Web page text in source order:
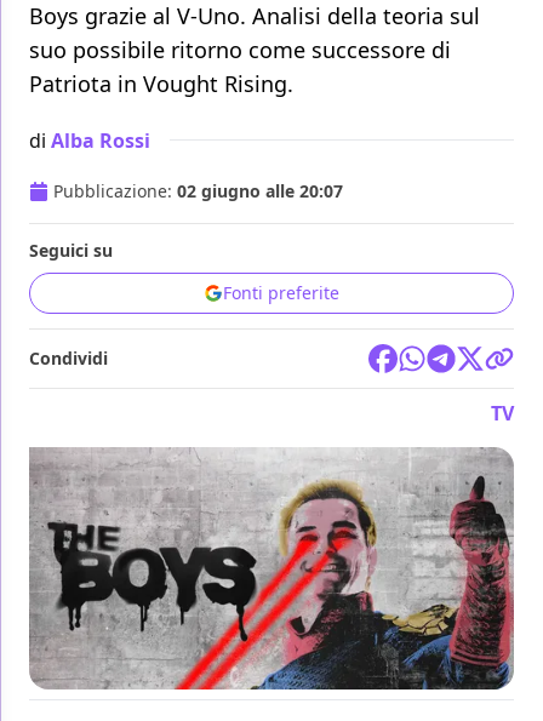
Boys grazie al V-Uno. Analisi della teoria sul
suo possibile ritorno come successore di
Patriota in Vought Rising.
di Alba Rossi
Pubblicazione: 02 giugno alle 20:07
Seguici su
Fonti preferite
Condividi
TV